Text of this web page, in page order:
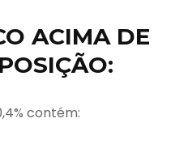
ACIMA DE
contém: